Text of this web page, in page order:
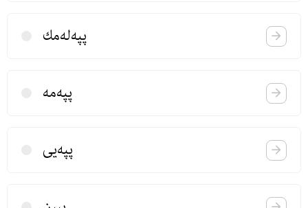
پپه‌له‌مك
پپه‌مه
پپه‌یی